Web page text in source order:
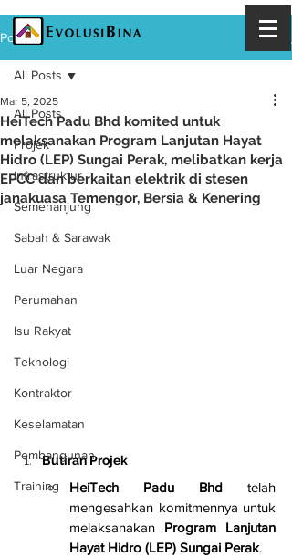
Post
All Posts
Projek
Infrastruktur
Semenanjung
Sabah & Sarawak
Luar Negara
Perumahan
Isu Rakyat
Teknologi
Kontraktor
Keselamatan
Pembangunan
Training
All Posts
HeiTech Padu Bhd komited untuk
melaksanakan Program Lanjutan Hayat
Hidro (LEP) Sungai Perak, melibatkan kerja
EPCC dan berkaitan elektrik di stesen
janakuasa Temengor, Bersia & Kenering
Mar 5, 2025
Butiran Projek
HeiTech Padu Bhd telah
mengesahkan komitmennya untuk
melaksanakan Program Lanjutan
Hayat Hidro (LEP) Sungai Perak.